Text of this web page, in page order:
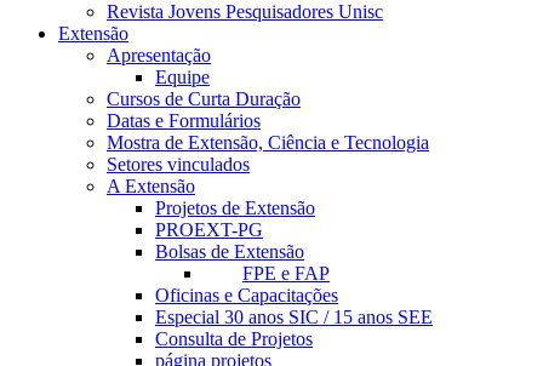
Revista Jovens Pesquisadores Unisc
Extensão
Apresentação
Equipe
Cursos de Curta Duração
Datas e Formulários
Mostra de Extensão, Ciência e Tecnologia
Setores vinculados
A Extensão
Projetos de Extensão
PROEXT-PG
Bolsas de Extensão
FPE e FAP
Oficinas e Capacitações
Especial 30 anos SIC / 15 anos SEE
Consulta de Projetos
página projetos